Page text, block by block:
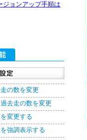
ジョンアップ手順は
の数を変更
去走の数を変更
変更する
強調表示する